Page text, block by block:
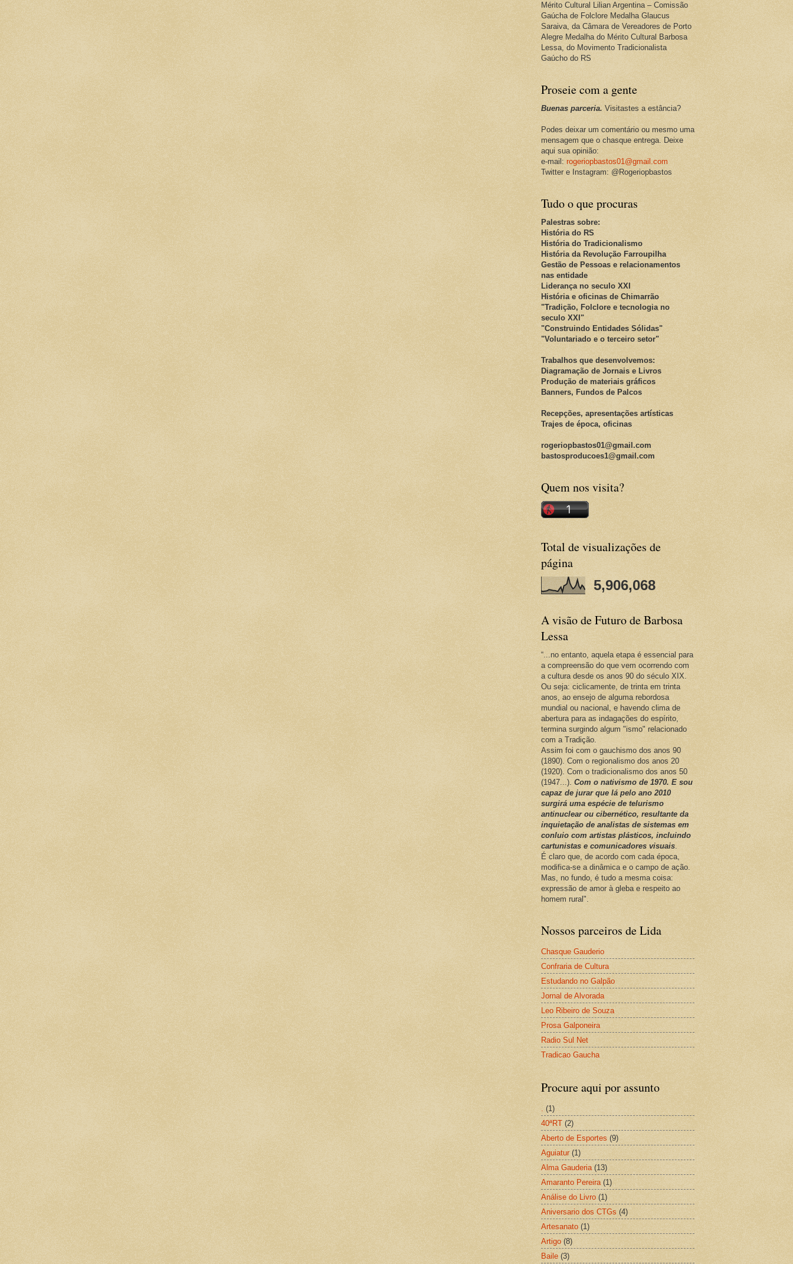
Mérito Cultural Lilian Argentina – Comissão
Gaúcha de Folclore Medalha Glaucus
Saraiva, da Câmara de Vereadores de Porto
Alegre Medalha do Mérito Cultural Barbosa
Lessa, do Movimento Tradicionalista
Gaúcho do RS
Proseie com a gente
Buenas parceria. Visitastes a estância?
Podes deixar um comentário ou mesmo uma
mensagem que o chasque entrega. Deixe
aqui sua opinião:
e-mail: rogeriopbastos01@gmail.com
Twitter e Instagram: @Rogeriopbastos
Tudo o que procuras
Palestras sobre:
História do RS
História do Tradicionalismo
História da Revolução Farroupilha
Gestão de Pessoas e relacionamentos
nas entidade
Liderança no seculo XXI
História e oficinas de Chimarrão
"Tradição, Folclore e tecnologia no
seculo XXI"
"Construindo Entidades Sólidas"
"Voluntariado e o terceiro setor"
Trabalhos que desenvolvemos:
Diagramação de Jornais e Livros
Produção de materiais gráficos
Banners, Fundos de Palcos
Recepções, apresentações artísticas
Trajes de época, oficinas
rogeriopbastos01@gmail.com
bastosproducoes1@gmail.com
Quem nos visita?
Total de visualizações de
página
5,906,068
A visão de Futuro de Barbosa
Lessa
“...no entanto, aquela etapa é essencial para
a compreensão do que vem ocorrendo com
a cultura desde os anos 90 do século XIX.
Ou seja: ciclicamente, de trinta em trinta
anos, ao ensejo de alguma rebordosa
mundial ou nacional, e havendo clima de
abertura para as indagações do espírito,
termina surgindo algum "ismo" relacionado
com a Tradição.
Assim foi com o gauchismo dos anos 90
(1890). Com o regionalismo dos anos 20
(1920). Com o tradicionalismo dos anos 50
(1947...). Com o nativismo de 1970. E sou
capaz de jurar que lá pelo ano 2010
surgirá uma espécie de telurismo
antinuclear ou cibernético, resultante da
inquietação de analistas de sistemas em
conluio com artistas plásticos, incluindo
cartunistas e comunicadores visuais.
É claro que, de acordo com cada época,
modifica-se a dinâmica e o campo de ação.
Mas, no fundo, é tudo a mesma coisa:
expressão de amor à gleba e respeito ao
homem rural".
Nossos parceiros de Lida
Chasque Gauderio
Confraria de Cultura
Estudando no Galpão
Jornal de Alvorada
Leo Ribeiro de Souza
Prosa Galponeira
Radio Sul Net
Tradicao Gaucha
Procure aqui por assunto
(1)
40ªRT (2)
Aberto de Esportes (9)
Aguiatur (1)
Alma Gauderia (13)
Amaranto Pereira (1)
Análise do Livro (1)
Aniversario dos CTGs (4)
Artesanato (1)
Artigo (8)
Baile (3)